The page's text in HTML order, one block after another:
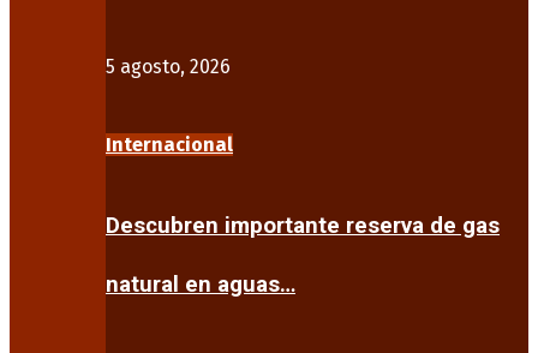
5 agosto, 2026
Internacional
Descubren importante reserva de gas
natural en aguas…